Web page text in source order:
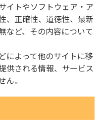
イトやソフトウェア・ア
、正確性、道徳性、最新
など、その内容について
によって他のサイトに移
供される情報、サービス
。